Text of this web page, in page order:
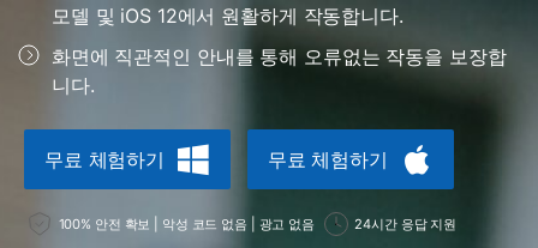
더 보기
고객 지원 센터
다운로드 센터
공식 설치 파일 및 최신 버전 업데이트를 제공
합니다.
리소스 허브
3,000개 이상의 사용 가이드, 전문가 팁 및 최
신 모바일 소식을 확인하세요.
iOS26 다운그레이드
검색하기
모델 및 iOS 12에서 원활하게 작동합니다.
화면에 직관적인 안내를 통해 오류없는 작동을 보장합
니다.
무료 체험하기 무료 체험하기
100% 안전 확보 | 악성 코드 없음 | 광고 없음 24시간 응답 지원